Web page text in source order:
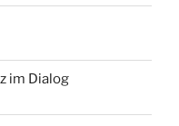
im Dialog